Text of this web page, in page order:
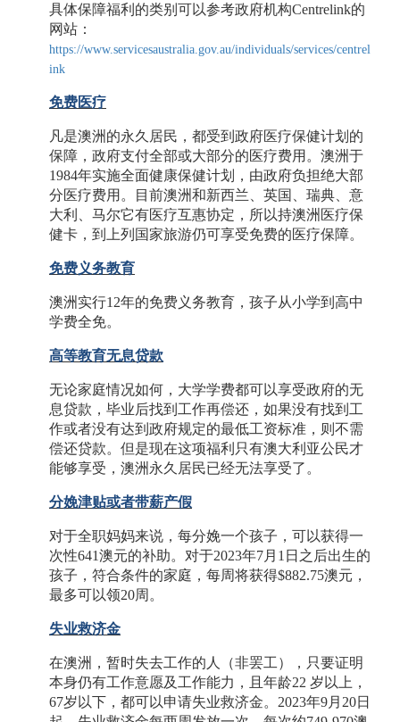
具体保障福利的类别可以参考政府机构Centrelink的
网站：
https://www.servicesaustralia.gov.au/individuals/services/centrel
ink
免费医疗
凡是澳洲的永久居民，都受到政府医疗保健计划的
保障，政府支付全部或大部分的医疗费用。澳洲于
1984年实施全面健康保健计划，由政府负担绝大部
分医疗费用。目前澳洲和新西兰、英国、瑞典、意
大利、马尔它有医疗互惠协定，所以持澳洲医疗保
健卡，到上列国家旅游仍可享受免费的医疗保障。
免费义务教育
澳洲实行12年的免费义务教育，孩子从小学到高中
学费全免。
高等教育无息贷款
无论家庭情况如何，大学学费都可以享受政府的无
息贷款，毕业后找到工作再偿还，如果没有找到工
作或者没有达到政府规定的最低工资标准，则不需
偿还贷款。但是现在这项福利只有澳大利亚公民才
能够享受，澳洲永久居民已经无法享受了。
分娩津贴或者带薪产假
对于全职妈妈来说，每分娩一个孩子，可以获得一
次性641澳元的补助。对于2023年7月1日之后出生的
孩子，符合条件的家庭，每周将获得$882.75澳元，
最多可以领20周。
失业救济金
在澳洲，暂时失去工作的人（非罢工），只要证明
本身仍有工作意愿及工作能力，且年龄22 岁以上，
67岁以下，都可以申请失业救济金。2023年9月20日